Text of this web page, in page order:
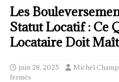
Les
Statut Locatif : Ce
Locataire Doit
juin 28, 2025 Michel
fermés